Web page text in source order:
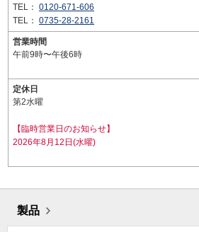
TEL： 0120-671-606
TEL： 0735-28-2161
営業時間
午前9時〜午後6時
定休日
第2水曜
【臨時営業日のお知らせ】
2026年8月12日(水曜)
製品